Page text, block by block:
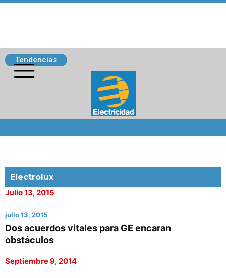
Tendencias
Electrolux
Julio 13, 2015
julio 13, 2015
Dos acuerdos vitales para GE encaran
obstáculos
Septiembre 9, 2014